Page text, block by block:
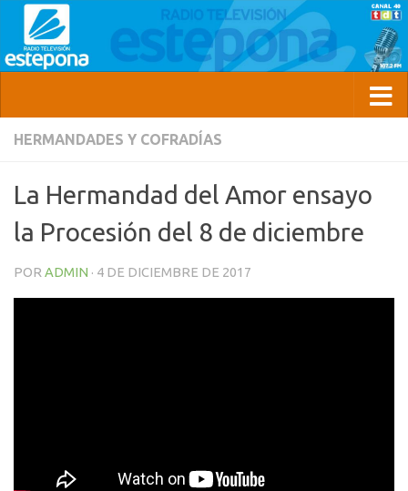
HERMANDADES Y COFRADÍAS
La Hermandad del Amor ensayo
la Procesión del 8 de diciembre
POR ADMIN · 4 DE DICIEMBRE DE 2017